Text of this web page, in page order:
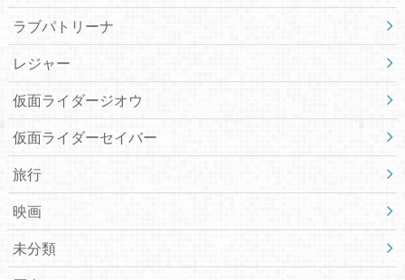
ラブパトリーナ
レジャー
仮面ライダージオウ
仮面ライダーセイバー
旅行
映画
未分類